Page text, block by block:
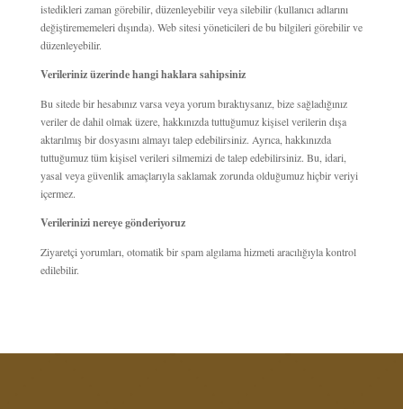
istedikleri zaman görebilir, düzenleyebilir veya silebilir (kullanıcı adlarını
değiştirememeleri dışında). Web sitesi yöneticileri de bu bilgileri görebilir ve
düzenleyebilir.
Verileriniz üzerinde hangi haklara sahipsiniz
Bu sitede bir hesabınız varsa veya yorum bıraktıysanız, bize sağladığınız
veriler de dahil olmak üzere, hakkınızda tuttuğumuz kişisel verilerin dışa
aktarılmış bir dosyasını almayı talep edebilirsiniz. Ayrıca, hakkınızda
tuttuğumuz tüm kişisel verileri silmemizi de talep edebilirsiniz. Bu, idari,
yasal veya güvenlik amaçlarıyla saklamak zorunda olduğumuz hiçbir veriyi
içermez.
Verilerinizi nereye gönderiyoruz
Ziyaretçi yorumları, otomatik bir spam algılama hizmeti aracılığıyla kontrol
edilebilir.